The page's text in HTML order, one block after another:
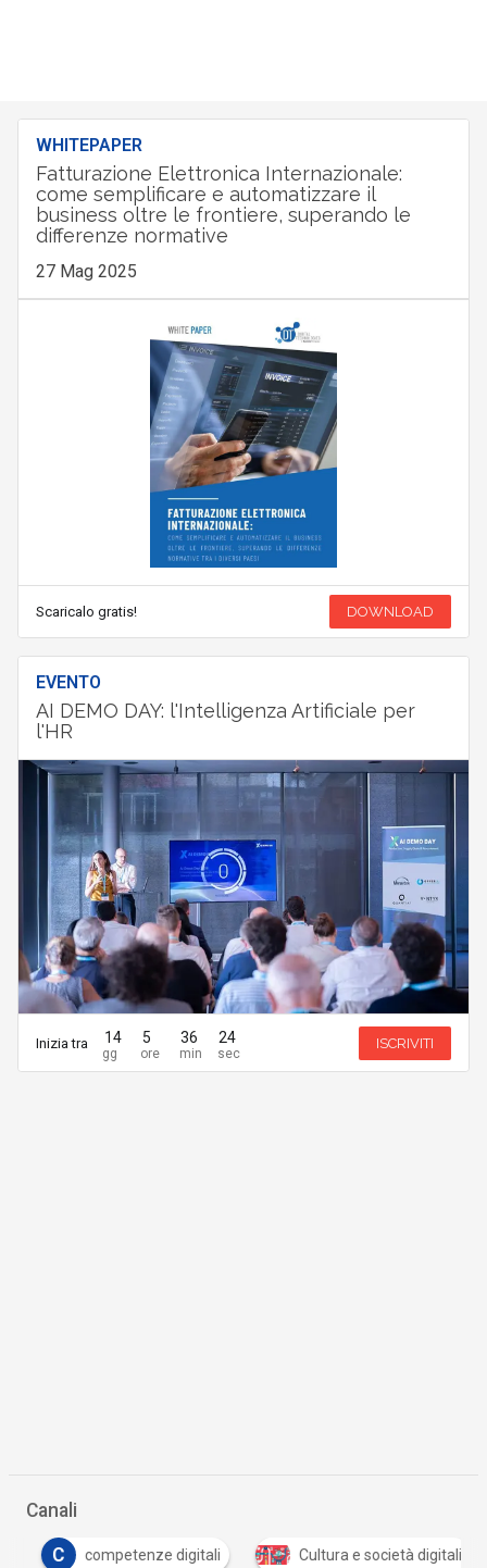
WHITEPAPER
Fatturazione Elettronica Internazionale:
come semplificare e automatizzare il
business oltre le frontiere, superando le
differenze normative
27 Mag 2025
Scaricalo gratis! DOWNLOAD
EVENTO
AI DEMO DAY: l'Intelligenza Artificiale per
l'HR
Inizia tra 14 5 36 24 ISCRIVITI
Canali
C competenze digitali Cultura e società digitali